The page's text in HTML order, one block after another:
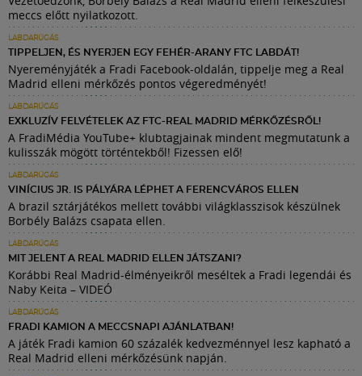
meccs előtt nyilatkozott.
LABDARÚGÁS
TIPPELJEN, ÉS NYERJEN EGY FEHÉR-ARANY FTC LABDÁT!
Nyereményjáték a Fradi Facebook-oldalán, tippelje meg a Real
Madrid elleni mérkőzés pontos végeredményét!
LABDARÚGÁS
EXKLUZÍV FELVÉTELEK AZ FTC-REAL MADRID MÉRKŐZÉSRŐL!
A FradiMédia YouTube+ klubtagjainak mindent megmutatunk a
kulisszák mögött történtekből! Fizessen elő!
LABDARÚGÁS
VINÍCIUS JR. IS PÁLYÁRA LÉPHET A FERENCVÁROS ELLEN
A brazil sztárjátékos mellett további világklasszisok készülnek
Borbély Balázs csapata ellen.
LABDARÚGÁS
MIT JELENT A REAL MADRID ELLEN JÁTSZANI?
Korábbi Real Madrid-élményeikről meséltek a Fradi legendái és
Naby Keita – VIDEÓ
LABDARÚGÁS
FRADI KAMION A MECCSNAPI AJÁNLATBAN!
A játék Fradi kamion 60 százalék kedvezménnyel lesz kapható a
Real Madrid elleni mérkőzésünk napján.